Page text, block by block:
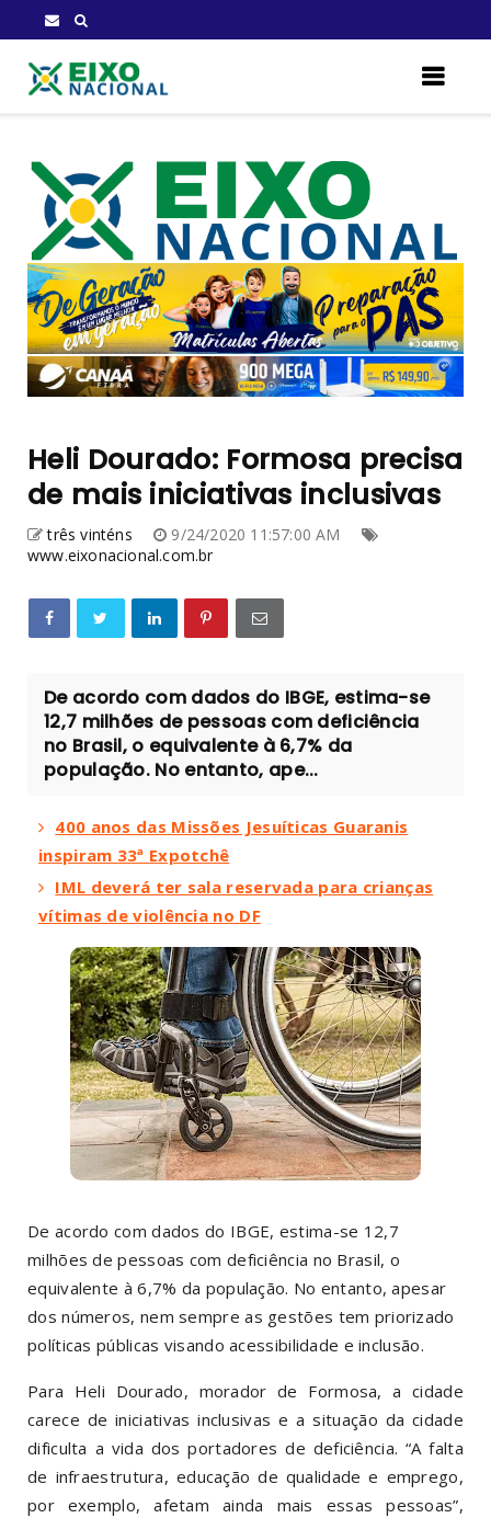
Heli Dourado: Formosa precisa
de mais iniciativas inclusivas
três vinténs
9/24/2020 11:57:00 AM
www.eixonacional.com.br
De acordo com dados do IBGE, estima-se
12,7 milhões de pessoas com deficiência
no Brasil, o equivalente à 6,7% da
população. No entanto, ape...
400 anos das Missões Jesuíticas Guaranis
inspiram 33ª Expotchê
IML deverá ter sala reservada para crianças
vítimas de violência no DF
De acordo com dados do IBGE, estima-se 12,7
milhões de pessoas com deficiência no Brasil, o
equivalente à 6,7% da população. No entanto, apesar
dos números, nem sempre as gestões tem priorizado
políticas públicas visando acessibilidade e inclusão.
Para Heli Dourado, morador de Formosa, a cidade
carece de iniciativas inclusivas e a situação da cidade
dificulta a vida dos portadores de deficiência. “A falta
de infraestrutura, educação de qualidade e emprego,
por exemplo, afetam ainda mais essas pessoas”,